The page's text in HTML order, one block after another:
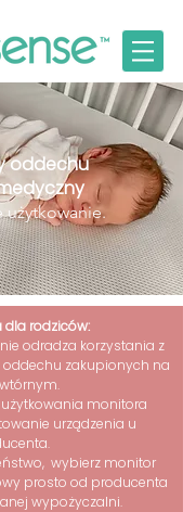
oddechu
użytkowanie.
rodziców:
odradza korzystania z
zakupionych na
użytkowania monitora
urządzenia u
wybierz monitor
prosto od producenta
wypożyczalni.